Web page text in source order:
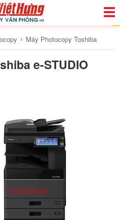
› Máy Photocopy Toshiba
e-STUDIO